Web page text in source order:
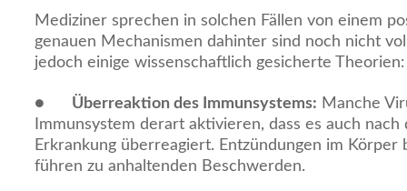
Mediziner sprechen in solchen Fällen von einem
genauen Mechanismen dahinter sind noch nicht
jedoch einige wissenschaftlich gesicherte Theorien:
● Überreaktion des Immunsystems: Manche
Immunsystem derart aktivieren, dass es auch
Erkrankung überreagiert. Entzündungen im Körper
führen zu anhaltenden Beschwerden.